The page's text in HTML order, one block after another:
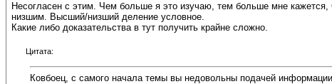
Несогласен с этим. Чем больше я это изучаю, тем больше мне
низшим. Высший/низший деление условное.
Какие либо доказательства в тут получить крайне сложно.
Цитата:
Ковбоец, с самого начала темы вы недовольны подачей